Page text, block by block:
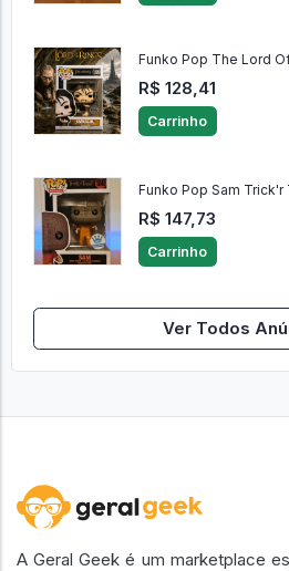
Funko Pop The Lord
R$ 128,41
Carrinho
Funko Pop Sam Trick'r
R$ 147,73
Carrinho
Ver Todos
A Geral Geek é um marketplace